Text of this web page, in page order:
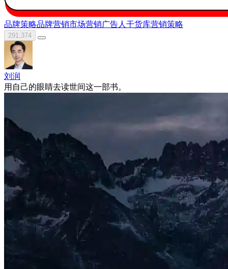
品牌策略品牌营销市场营销广告人干货库营销策略
291,374
刘润
用自己的眼睛去读世间这一部书。